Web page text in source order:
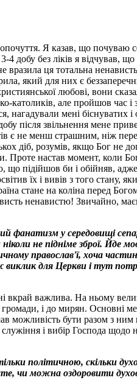
Я казав, що почуваю
4 добу без ліків я
ця тотальна
який для них є
любові, вони
католиків, але пройшов
нагадували мені
після звільнення мене
є не менш страшним, ніж
діб, розумів, якщо Бог не
Проте настав момент, коли
підійшов би і обійняв,
їх і вивів з того
стане на коліна перед
ненавистю! Звичайно,
фанатизм у середовищі
не підніме зброї. Йде
православ'ї, хоча
для Церкви і тут
важлива. На ньому
громади, і до мирян.
можливість бути разом з
і вибір Господа
політичною, скільки
чи можна оздоровити